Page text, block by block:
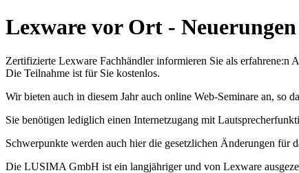
Lexware vor Ort -
Zertifizierte Lexware Fachhändler informieren Sie als erfahrene:n
Die Teilnahme ist für Sie kostenlos.
Wir bieten auch in diesem Jahr auch online Web-Seminare an, so
Sie benötigen lediglich einen Internetzugang mit
Schwerpunkte werden auch hier die gesetzlichen Änderungen für
Die LUSIMA GmbH ist ein langjähriger und von Lexware